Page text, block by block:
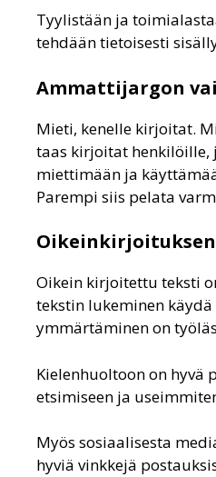
Tyylistään ja
tehdään tietoisesti
Ammattijargon
Mieti, kenelle kirjoitat.
taas kirjoitat henkilöille,
miettimään ja
Parempi siis pelata
Oikein kirjoitettu teksti
tekstin lukeminen
ymmärtäminen on
Kielenhuoltoon on hyvä
etsimiseen ja
Myös sosiaalisesta
hyviä vinkkejä